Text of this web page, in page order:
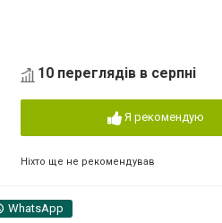
10 переглядів в серпні
Я рекомендую
Ніхто ще не рекомендував
WhatsApp